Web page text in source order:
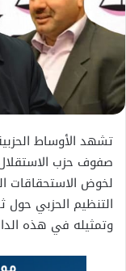
تشهد الأوساط
صفوف حزب
لخوض الاستحقاقات
التنظيم الحزبي حول
وتمثيله في هذه